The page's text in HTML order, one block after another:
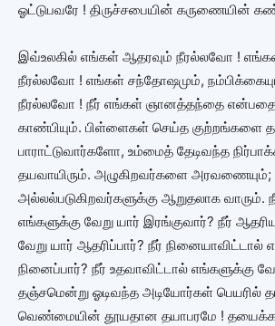
ஓட்டுபவரே ! திருச்சபையின் கருணையின்
இவ்உலகில் எங்கள் ஆதரவும் நீரல்லவோ !
நீரல்லவோ ! எங்கள் சந்தோஷமும்,
நீரல்லவோ ! நீர் எங்கள் ஞானத்தந்தை என்பதை
காண்பியும். பிள்ளைகள் செய்த குற்றங்களை
பாராட்டுவார்களோ, உம்மைத் தேடிவந்த
தயவாயிரும். அழுகிறவர்களை அரவணையும்;
அல்லல்படுகிறவர்களுக்கு ஆறுதலாக வாரும்.
எங்களுக்கு வேறு யார் இரங்குவார்? நீர்
வேறு யார் ஆதரிப்பார்? நீர் நினையாவிட்டால்
நினைப்பார்? நீர் உதவாவிட்டால் எங்களுக்கு
தஞ்சமென்று ஓடிவந்த அடியோர்கள் பெயரில்
வெண்மையின் தூயதான தயாபரமே !